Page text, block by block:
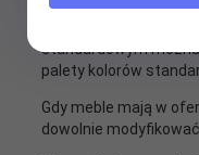
standardowym
palety kolorów
Gdy meble mają w
dowolnie